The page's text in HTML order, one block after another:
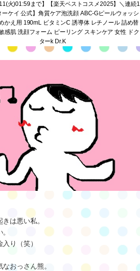
11(火)01:59まで】【楽天ベストコスメ2025】＼連続1
ーケイ 公式】角質ケア泡洗顔 ABC-Gピールウォッシ
かえ用 190mL ビタミンC 誘導体 レチノール 詰め替
感肌 洗顔フォーム ピーリング スキンケア 女性 ドク
ターk Dr.K
は悪い私。
り（笑）
おっさん熊。